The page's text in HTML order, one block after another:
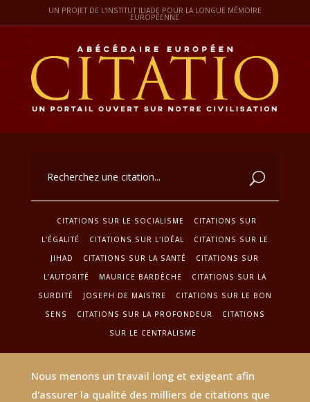
UN PROJET DE L'INSTITUT ILIADE POUR LA LONGUE MÉMOIRE
EUROPÉENNE
CITATIONS SUR LE SOCIALISME
CITATIONS SUR
L'ÉGALITÉ
CITATIONS SUR L'IDÉAL
CITATIONS SUR LE
JIHAD
CITATIONS SUR LA SANTÉ
CITATIONS SUR
L'AUTORITÉ
MAURICE BARDÈCHE
CITATIONS SUR LA
SURDITÉ
JOSEPH DE MAISTRE
CITATIONS SUR LE BON
SENS
CITATIONS SUR LA PROFONDEUR
CITATIONS
SUR LE CENTRALISME
Nous menons un travail long et exigeant afin
d'assurer la qualité des milliers de citations que